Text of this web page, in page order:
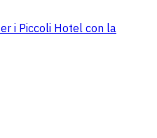
i Piccoli Hotel con la